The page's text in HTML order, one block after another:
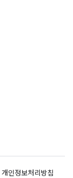
개인정보처리방침